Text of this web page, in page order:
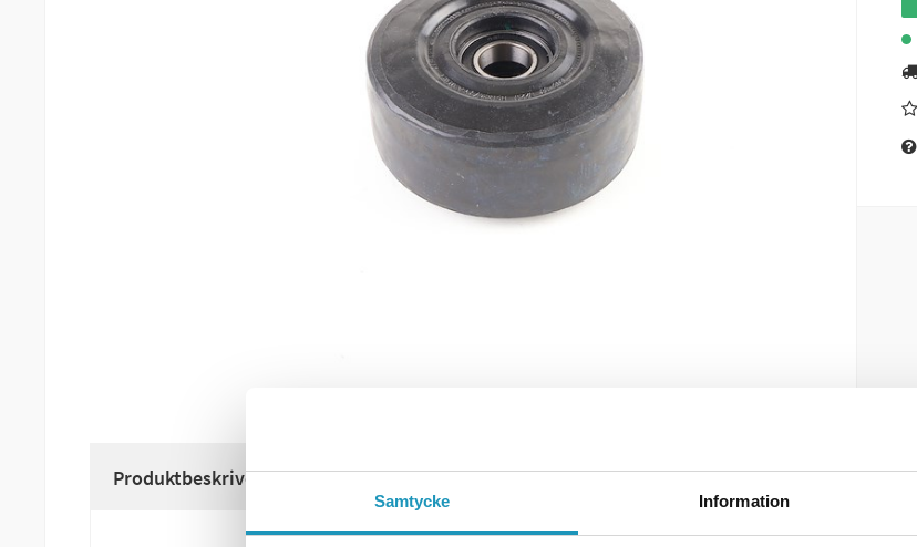
Samtycke Information
Produktbeskrivelse